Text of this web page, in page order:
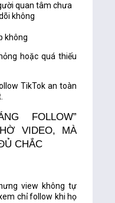
quan tâm chưa
không
không
hoặc quá thiếu
TikTok an toàn
FOLLOW”
VIDEO, MÀ
CHẮC
view không tự
chỉ follow khi họ